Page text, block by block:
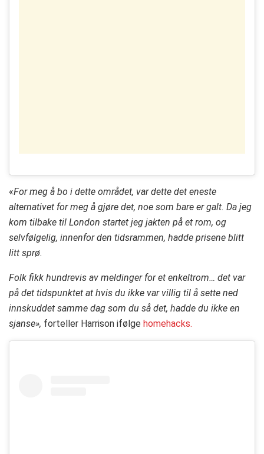
«For meg å bo i dette området, var dette det eneste
alternativet for meg å gjøre det, noe som bare er galt. Da jeg
kom tilbake til London startet jeg jakten på et rom, og
selvfølgelig, innenfor den tidsrammen, hadde prisene blitt
litt sprø.
Folk fikk hundrevis av meldinger for et enkeltrom… det var
på det tidspunktet at hvis du ikke var villig til å sette ned
innskuddet samme dag som du så det, hadde du ikke en
sjanse», forteller Harrison ifølge homehacks.